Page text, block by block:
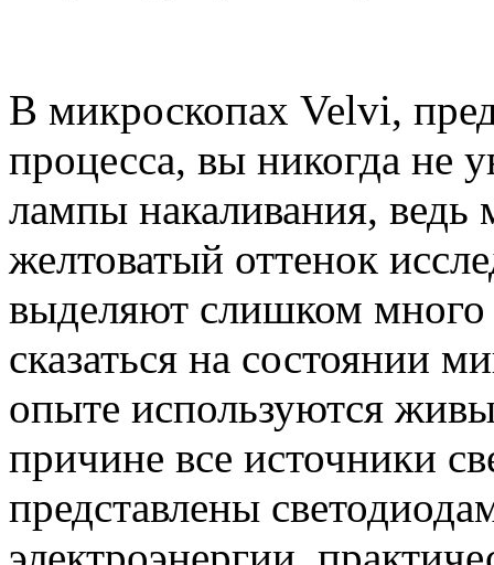
В микроскопах Velvi,
процесса, вы никогда не
лампы накаливания, ведь
желтоватый оттенок
выделяют слишком много
сказаться на состоянии
опыте используются
причине все источники
представлены